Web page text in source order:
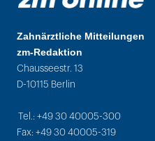
Zahnärztliche Mitteilungen
zm-Redaktion
Chausseestr. 13
D-10115 Berlin
Tel.: +49 30 40005-300
Fax: +49 30 40005-319